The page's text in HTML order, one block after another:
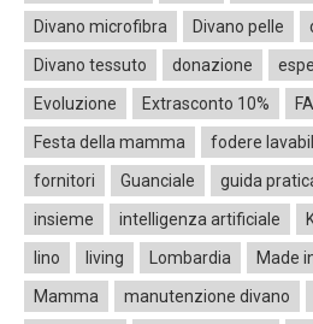
Divano microfibra
Divano pelle
Divano tessuto
donazione
Evoluzione
Extrasconto 10%
Festa della mamma
fodere
fornitori
Guanciale guida
insieme
intelligenza artificiale
lino
living Lombardia Made
Mamma
manutenzione divano